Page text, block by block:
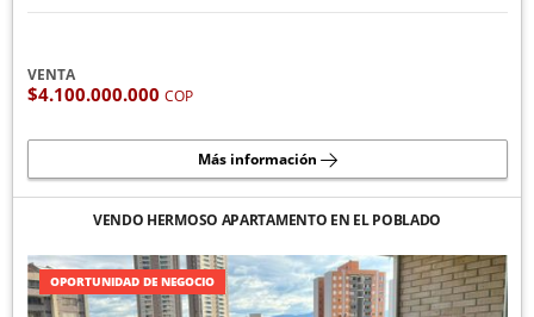
VENTA
$4.100.000.000 COP
Más información
VENDO HERMOSO APARTAMENTO EN EL POBLADO
OPORTUNIDAD DE NEGOCIO